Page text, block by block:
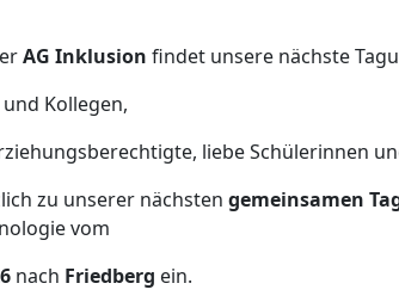
AG Inklusion findet unsere nächste
Kollegen,
liebe Schülerinnen
zu unserer nächsten gemeinsamen
vom
nach Friedberg ein.